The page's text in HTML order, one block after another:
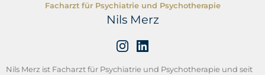
Facharzt für Psychiatrie und Psychotherapie
Nils Merz
Nils Merz ist Facharzt für Psychiatrie und Psychotherapie und seit